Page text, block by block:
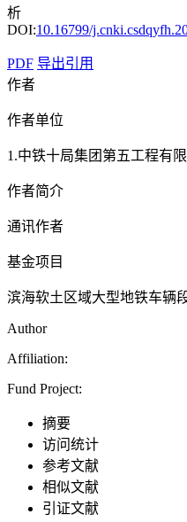
析
DOI:10.16799/
PDF 导出引用
作者
作者单位
1.中铁十局集团第五工程有
作者简介
通讯作者
基金项目
滨海软土区域大型地铁车辆
Author
Affiliation:
Fund Project:
摘要
访问统计
参考文献
相似文献
引证文献